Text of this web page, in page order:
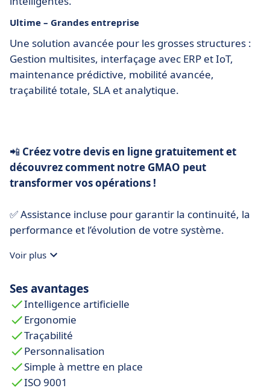
Ultime – Grandes entreprise
Une solution avancée pour les grosses structures :
Gestion multisites, interfaçage avec ERP et IoT,
maintenance prédictive, mobilité avancée,
traçabilité totale, SLA et analytique.
📲 Créez votre devis en ligne gratuitement et
découvrez comment notre GMAO peut
transformer vos opérations !
✅ Assistance incluse pour garantir la continuité, la
performance et l’évolution de votre système.
Voir plus
Ses avantages
Intelligence artificielle
Ergonomie
Traçabilité
Personnalisation
Simple à mettre en place
ISO 9001